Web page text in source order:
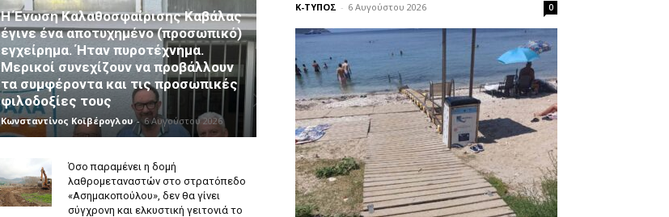
Η Ένωση Καλαθοσφαίρισης Καβάλας
έγινε ένα αποτυχημένο (προσωπικό)
εγχείρημα. Ήταν πυροτέχνημα.
Μερικοί συνεχίζουν να προβάλλουν
τα συμφέροντα και τις προσωπικές
φιλοδοξίες τους
Κωνσταντίνος Κοϊβέρογλου - 6 Αυγούστου 2026
Όσο παραμένει η δομή
λαθρομεταναστών στο στρατόπεδο
«Ασημακοπούλου», δεν θα γίνει
σύγχρονη και ελκυστική γειτονιά το
Κ-ΤΥΠΟΣ - 6 Αυγούστου 2026 0